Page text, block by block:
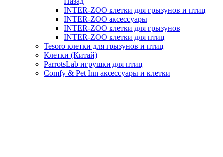
INTER-ZOO клетки для грызунов и птиц
INTER-ZOO аксессуары
INTER-ZOO клетки для грызунов
INTER-ZOO клетки для птиц
Tesoro клетки для грызунов и птиц
Клетки (Китай)
ParrotsLab игрушки для птиц
Comfy & Pet Inn аксессуары и клетки